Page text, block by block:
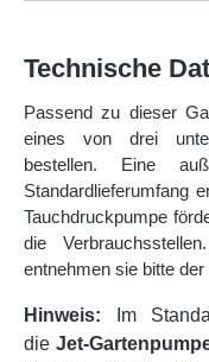
Technische
Passend zu dieser
eines von drei
bestellen. Eine
Standardlieferumfang
Tauchdruckpumpe
die
entnehmen sie bitte
Hinweis:
Im
dieJet-